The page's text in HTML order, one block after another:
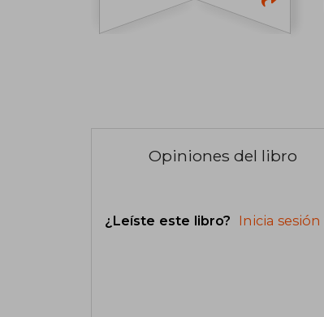
Opiniones del libro
¿Leíste este libro? Inicia sesión